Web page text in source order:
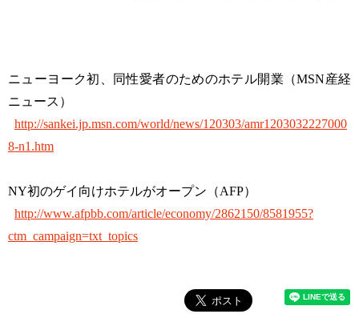
ニューヨーク初、同性愛者のためのホテル開業（MSN産経
ニュース）
http://sankei.jp.msn.com/world/news/120303/amr1203032227000
8-n1.htm
NY初のゲイ向けホテルがオープン（AFP）
http://www.afpbb.com/article/economy/2862150/8581955?
ctm_campaign=txt_topics